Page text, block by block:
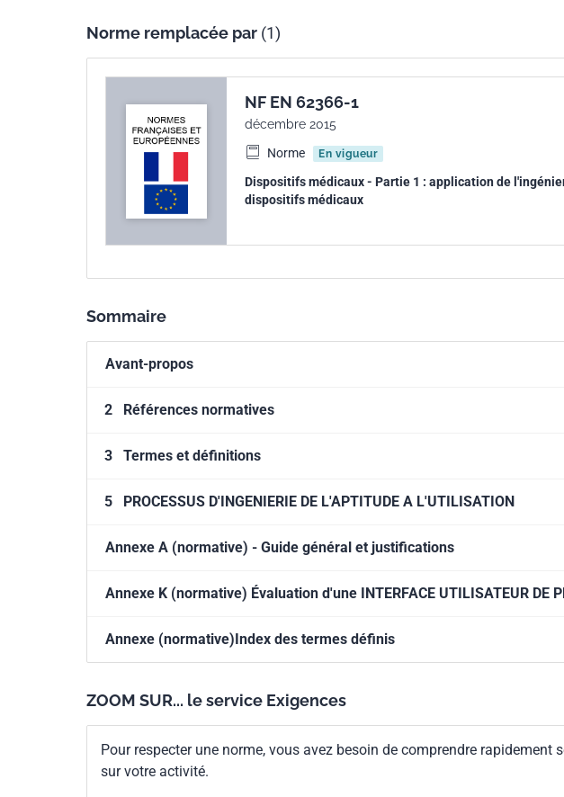
Norme remplacée par (1)
NF EN 62366-1
décembre 2015
Norme
En vigueur
Dispositifs médicaux - Partie 1 : application de
dispositifs médicaux
Sommaire
Avant-propos
2 Références normatives
3 Termes et définitions
5 PROCESSUS D'INGENIERIE DE L'APTITUDE A L'UTILISATION
Annexe A (normative) - Guide général et justifications
Annexe K (normative) Évaluation d'une INTERFACE UTILISATEUR DE
Annexe (normative)Index des termes définis
ZOOM SUR... le service Exigences
Pour respecter une norme, vous avez besoin de comprendre rapidement
sur votre activité.